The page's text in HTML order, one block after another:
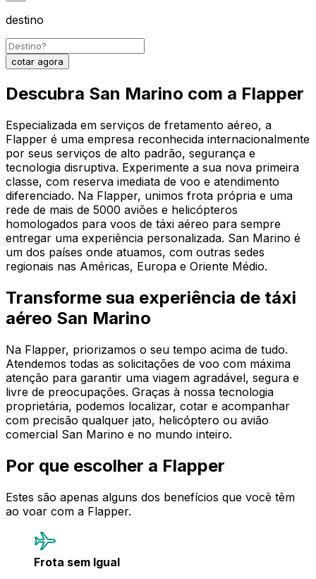
destino
cotar agora
Descubra San Marino com a Flapper
Especializada em serviços de fretamento aéreo, a
Flapper é uma empresa reconhecida internacionalmente
por seus serviços de alto padrão, segurança e
tecnologia disruptiva. Experimente a sua nova primeira
classe, com reserva imediata de voo e atendimento
diferenciado. Na Flapper, unimos frota própria e uma
rede de mais de 5000 aviões e helicópteros
homologados para voos de táxi aéreo para sempre
entregar uma experiência personalizada. San Marino é
um dos países onde atuamos, com outras sedes
regionais nas Américas, Europa e Oriente Médio.
Transforme sua experiência de táxi
aéreo San Marino
Na Flapper, priorizamos o seu tempo acima de tudo.
Atendemos todas as solicitações de voo com máxima
atenção para garantir uma viagem agradável, segura e
livre de preocupações. Graças à nossa tecnologia
proprietária, podemos localizar, cotar e acompanhar
com precisão qualquer jato, helicóptero ou avião
comercial San Marino e no mundo inteiro.
Por que escolher a Flapper
Estes são apenas alguns dos benefícios que você têm
ao voar com a Flapper.
Frota sem Igual